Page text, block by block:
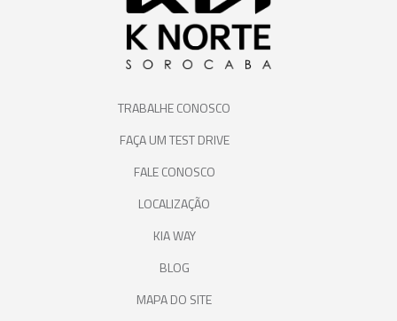
TRABALHE CONOSCO
FAÇA UM TEST DRIVE
FALE CONOSCO
LOCALIZAÇÃO
KIA WAY
BLOG
MAPA DO SITE